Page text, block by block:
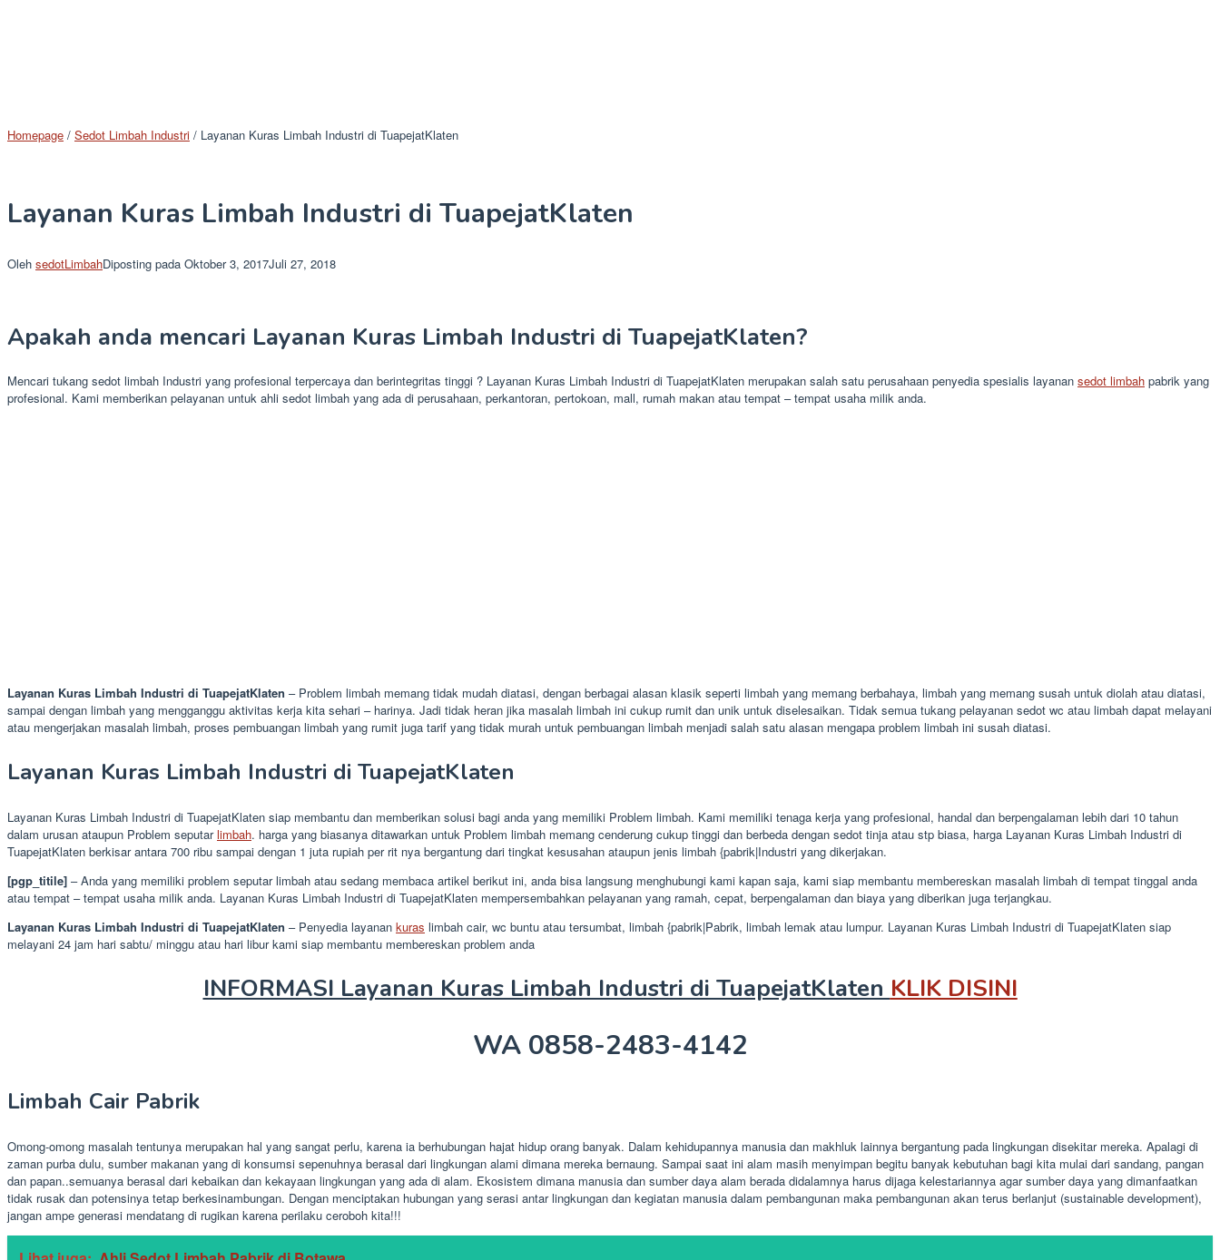
Homepage / Sedot Limbah Industri / Layanan Kuras Limbah Industri di TuapejatKlaten
Layanan Kuras Limbah Industri di TuapejatKlaten
Oleh sedotLimbahDiposting pada Oktober 3, 2017Juli 27, 2018
Apakah anda mencari Layanan Kuras Limbah Industri di TuapejatKlaten?
Mencari tukang sedot limbah Industri yang profesional terpercaya dan berintegritas tinggi ? Layanan Kuras Limbah Industri di TuapejatKlaten merupakan salah satu perusahaan penyedia spesialis layanan sedot limbah pabrik yang
profesional. Kami memberikan pelayanan untuk ahli sedot limbah yang ada di perusahaan, perkantoran, pertokoan, mall, rumah makan atau tempat – tempat usaha milik anda.
Layanan Kuras Limbah Industri di TuapejatKlaten – Problem limbah memang tidak mudah diatasi, dengan berbagai alasan klasik seperti limbah yang memang berbahaya, limbah yang memang susah untuk diolah atau diatasi,
sampai dengan limbah yang mengganggu aktivitas kerja kita sehari – harinya. Jadi tidak heran jika masalah limbah ini cukup rumit dan unik untuk diselesaikan. Tidak semua tukang pelayanan sedot wc atau limbah dapat melayani
atau mengerjakan masalah limbah, proses pembuangan limbah yang rumit juga tarif yang tidak murah untuk pembuangan limbah menjadi salah satu alasan mengapa problem limbah ini susah diatasi.
Layanan Kuras Limbah Industri di TuapejatKlaten
Layanan Kuras Limbah Industri di TuapejatKlaten siap membantu dan memberikan solusi bagi anda yang memiliki Problem limbah. Kami memiliki tenaga kerja yang profesional, handal dan berpengalaman lebih dari 10 tahun
dalam urusan ataupun Problem seputarlimbah. harga yang biasanya ditawarkan untuk Problem limbah memang cenderung cukup tinggi dan berbeda dengan sedot tinja atau stp biasa, harga Layanan Kuras Limbah Industri di
TuapejatKlaten berkisar antara 700 ribu sampai dengan 1 juta rupiah per rit nya bergantung dari tingkat kesusahan ataupun jenis limbah {pabrik|Industri yang dikerjakan.
[pgp_titile] – Anda yang memiliki problem seputar limbah atau sedang membaca artikel berikut ini, anda bisa langsung menghubungi kami kapan saja, kami siap membantu membereskan masalah limbah di tempat tinggal anda
atau tempat – tempat usaha milik anda. Layanan Kuras Limbah Industri di TuapejatKlaten mempersembahkan pelayanan yang ramah, cepat, berpengalaman dan biaya yang diberikan juga terjangkau.
Layanan Kuras Limbah Industri di TuapejatKlaten – Penyedia layanan kuras limbah cair, wc buntu atau tersumbat, limbah {pabrik|Pabrik, limbah lemak atau lumpur. Layanan Kuras Limbah Industri di TuapejatKlaten siap
melayani 24 jam hari sabtu/ minggu atau hari libur kami siap membantu membereskan problem anda
INFORMASI Layanan Kuras Limbah Industri di TuapejatKlaten KLIK DISINI
WA 0858-2483-4142
Limbah Cair Pabrik
Omong-omong masalah tentunya merupakan hal yang sangat perlu, karena ia berhubungan hajat hidup orang banyak. Dalam kehidupannya manusia dan makhluk lainnya bergantung pada lingkungan disekitar mereka. Apalagi di
zaman purba dulu, sumber makanan yang di konsumsi sepenuhnya berasal dari lingkungan alami dimana mereka bernaung. Sampai saat ini alam masih menyimpan begitu banyak kebutuhan bagi kita mulai dari sandang, pangan
dan papan..semuanya berasal dari kebaikan dan kekayaan lingkungan yang ada di alam. Ekosistem dimana manusia dan sumber daya alam berada didalamnya harus dijaga kelestariannya agar sumber daya yang dimanfaatkan
tidak rusak dan potensinya tetap berkesinambungan. Dengan menciptakan hubungan yang serasi antar lingkungan dan kegiatan manusia dalam pembangunan maka pembangunan akan terus berlanjut (sustainable development),
jangan ampe generasi mendatang di rugikan karena perilaku ceroboh kita!!!